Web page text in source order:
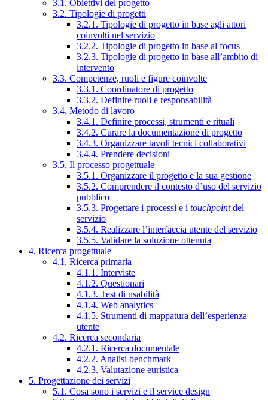
3.1. Obiettivi del progetto
3.2. Tipologie di progetti
3.2.1. Tipologie di progetto in base agli attori
coinvolti nel servizio
3.2.2. Tipologie di progetto in base al focus
3.2.3. Tipologie di progetto in base all’ambito di
intervento
3.3. Competenze, ruoli e figure coinvolte
3.3.1. Coordinatore di progetto
3.3.2. Definire ruoli e responsabilità
3.4. Metodo di lavoro
3.4.1. Definire processi, strumenti e rituali
3.4.2. Curare la documentazione di progetto
3.4.3. Organizzare tavoli tecnici collaborativi
3.4.4. Prendere decisioni
3.5. Il processo progettuale
3.5.1. Organizzare il progetto e la sua gestione
3.5.2. Comprendere il contesto d’uso del servizio
pubblico
3.5.3. Progettare i processi e i touchpointdel
servizio
3.5.4. Realizzare l’interfaccia utente del servizio
3.5.5. Validare la soluzione ottenuta
4. Ricerca progettuale
4.1. Ricerca primaria
4.1.1. Interviste
4.1.2. Questionari
4.1.3. Test di usabilità
4.1.4. Web analytics
4.1.5. Strumenti di mappatura dell’esperienza
utente
4.2. Ricerca secondaria
4.2.1. Ricerca documentale
4.2.2. Analisi benchmark
4.2.3. Valutazione euristica
5. Progettazione dei servizi
5.1. Cosa sono i servizi e il service design